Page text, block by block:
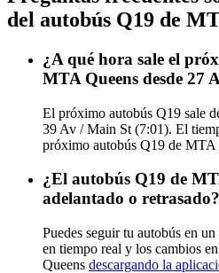
del autobús Q19 de
¿A qué hora sale el
MTA Queens desde 27
El próximo autobús Q19 sale
39 Av / Main St (7:01). El
próximo autobús Q19 de MTA
¿El autobús Q19 de
adelantado o retrasado?
Puedes seguir tu autobús en
en tiempo real y los cambios
Queens descargando la